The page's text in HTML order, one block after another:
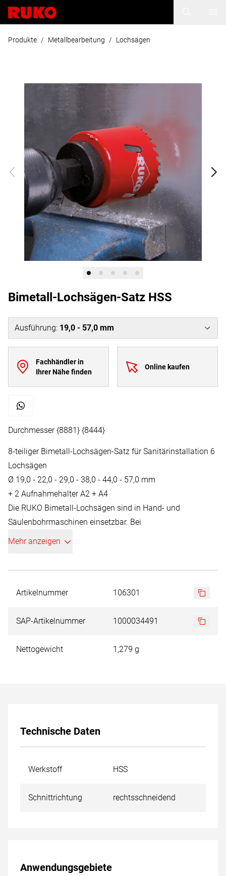
Produkte / Metallbearbeitung / Lochsägen
Bimetall-Lochsägen-Satz HSS
Ausführung: 19,0 - 57,0 mm
Fachhändler in
Ihrer Nähe finden
Online kaufen
Durchmesser {8881} {8444}
8-teiliger Bimetall-Lochsägen-Satz für Sanitärinstallation 6
Lochsägen
Ø 19,0 - 22,0 - 29,0 - 38,0 - 44,0 - 57,0 mm
+ 2 Aufnahmehalter A2 + A4
Die RUKO Bimetall-Lochsägen sind in Hand- und
Säulenbohrmaschinen einsetzbar. Bei
Säulenbohrmaschinen bitte nur manuellen Vorschub
Mehr anzeigen
Artikelnummer 106301
SAP-Artikelnummer 1000034491
Nettogewicht 1,279 g
Technische Daten
Werkstoff HSS
Schnittrichtung rechtsschneidend
Anwendungsgebiete